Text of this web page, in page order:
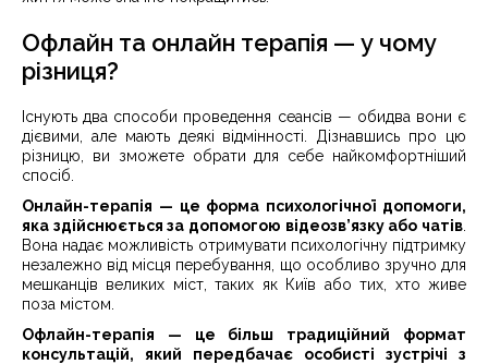
Офлайн та онлайн терапія — у чому
різниця?
Існують два способи проведення сеансів — обидва вони є
дієвими, але мають деякі відмінності. Дізнавшись про цю
різницю, ви зможете обрати для себе найкомфортніший
спосіб.
Онлайн-терапія — це форма психологічної допомоги,
яка здійснюється за допомогою відеозв’язку або чатів
Вона надає можливість отримувати психологічну підтримку
незалежно від місця перебування, що особливо зручно для
мешканців великих міст, таких як Київ або тих, хто живе
поза містом.
Офлайн-терапія — це більш традиційний формат
консультацій, який передбачає особисті зустрічі з